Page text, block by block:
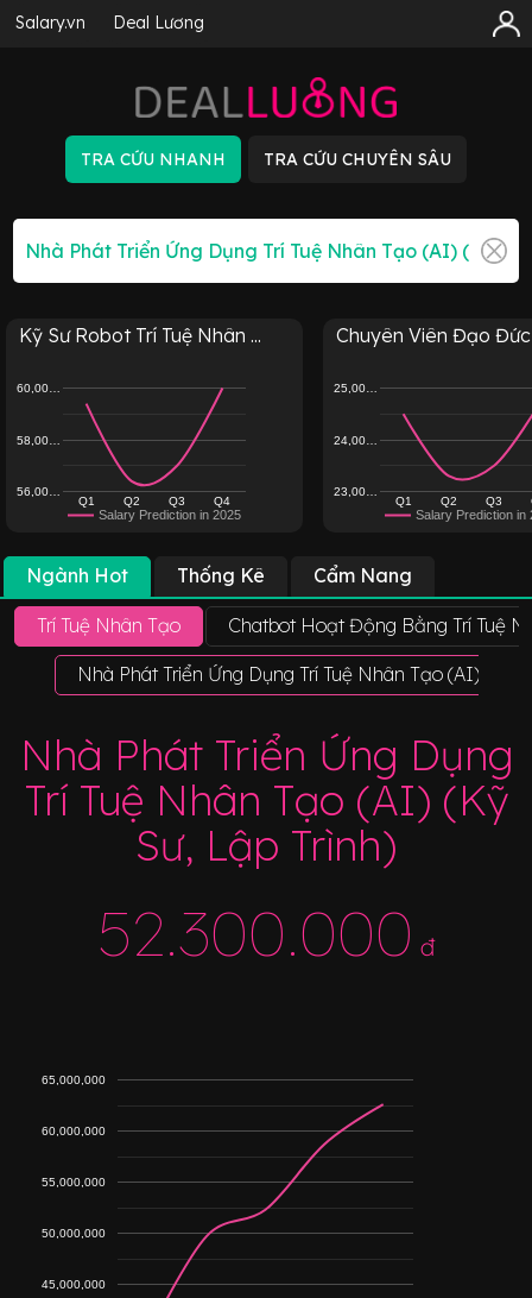
Salary.vn Deal Lương
Kỹ Sư Robot Trí Tuệ Nhân ...
Salary Prediction in 2025
Q1 Q2 Q3 Q4
56,00…
58,00…
60,00…
Chuyên Viên Đạo Đức
Salary Prediction in
Q1 Q2 Q3
23,00…
24,00…
25,00…
Ngành Hot Thống Kê Cẩm Nang
Trí Tuệ Nhân Tạo Chatbot Hoạt Động Bằng Trí Tuệ
Nhà Phát Triển Ứng Dụng Trí Tuệ Nhân Tạo (AI) (Kỹ
Nhà Phát Triển Ứng Dụng
Trí Tuệ Nhân Tạo (AI) (Kỹ
Sư, Lập Trình)
52.300.000 đ
45,000,000
50,000,000
55,000,000
60,000,000
65,000,000